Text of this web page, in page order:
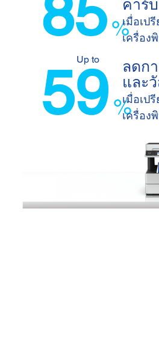
85 %
คาร์
เมื่อเป
เครื่อง
59 %
Up to
ลดก
และ
เมื่อเป
เครื่อง